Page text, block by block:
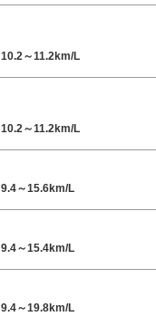
10.2～11.2km/L
10.2～11.2km/L
9.4～15.6km/L
9.4～15.4km/L
9.4～19.8km/L